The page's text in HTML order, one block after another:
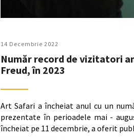
14 Decembrie 2022
Număr record de vizitatori
Freud, în 2023
Art Safari a încheiat anul cu un
prezentate în perioadele mai -
încheiat pe 11 decembrie, a oferit